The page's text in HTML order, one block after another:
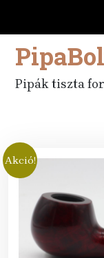
Skip
content
Pipák tiszta
Akció!